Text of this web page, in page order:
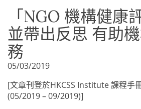
「NGO 機構健康
並帶出反思 有助
務
05/03/2019
[文章刊登於HKCSS Institute 課程手
(05/2019 – 09/2019)]